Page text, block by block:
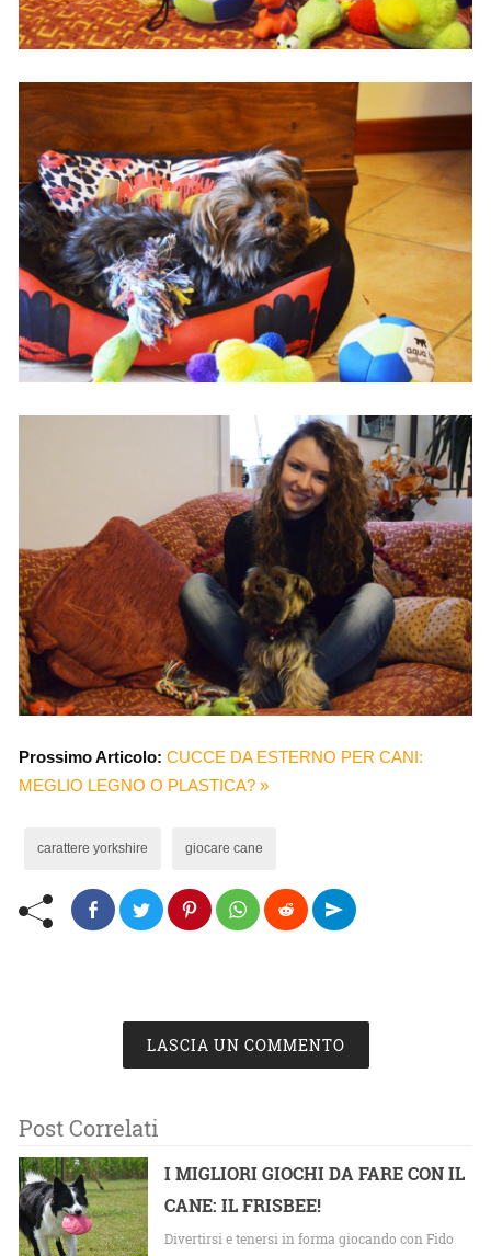
Prossimo Articolo: CUCCE DA ESTERNO PER CANI:
MEGLIO LEGNO O PLASTICA? »
carattere yorkshire giocare cane
LASCIA UN COMMENTO
Post Correlati
I MIGLIORI GIOCHI DA FARE CON IL
CANE: IL FRISBEE!
Divertirsi e tenersi in forma giocando con Fido